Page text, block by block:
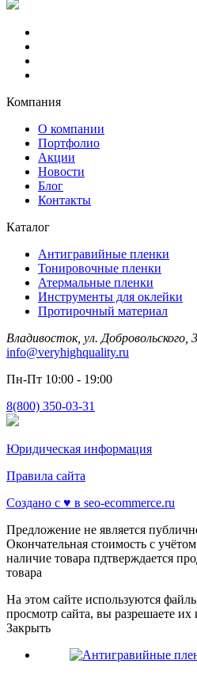
Компания
О компании
Портфолио
Акции
Новости
Блог
Контакты
Каталог
Антигравийные пленки
Тонировочные пленки
Атермальные пленки
Инструменты для оклейки
Протирочный материал
Владивосток, ул. Добровольского,
info@veryhighquality.ru
Пн-Пт 10:00 - 19:00
8(800) 350-03-31
Юридическая информация
Правила сайта
Создано с ♥️ в seo-ecommerce.ru
Предложение не является
Окончательная стоимость с
наличие товара пдтверждается
товара
На этом сайте используются
просмотр сайта, вы разрешаете их
Закрыть